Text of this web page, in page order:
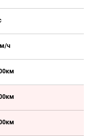
система
шторки
ч